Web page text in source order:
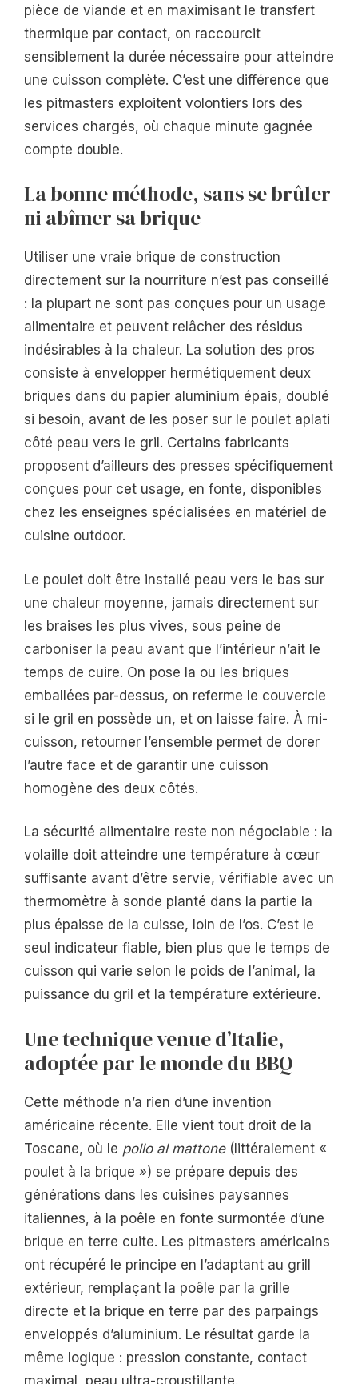
pièce de viande et en maximisant le transfert
thermique par contact, on raccourcit
sensiblement la durée nécessaire pour atteindre
une cuisson complète. C’est une différence que
les pitmasters exploitent volontiers lors des
services chargés, où chaque minute gagnée
compte double.
La bonne méthode, sans se brûler
ni abîmer sa brique
Utiliser une vraie brique de construction
directement sur la nourriture n’est pas conseillé
: la plupart ne sont pas conçues pour un usage
alimentaire et peuvent relâcher des résidus
indésirables à la chaleur. La solution des pros
consiste à envelopper hermétiquement deux
briques dans du papier aluminium épais, doublé
si besoin, avant de les poser sur le poulet aplati
côté peau vers le gril. Certains fabricants
proposent d’ailleurs des presses spécifiquement
conçues pour cet usage, en fonte, disponibles
chez les enseignes spécialisées en matériel de
cuisine outdoor.
Le poulet doit être installé peau vers le bas sur
une chaleur moyenne, jamais directement sur
les braises les plus vives, sous peine de
carboniser la peau avant que l’intérieur n’ait le
temps de cuire. On pose la ou les briques
emballées par-dessus, on referme le couvercle
si le gril en possède un, et on laisse faire. À mi-
cuisson, retourner l’ensemble permet de dorer
l’autre face et de garantir une cuisson
homogène des deux côtés.
La sécurité alimentaire reste non négociable : la
volaille doit atteindre une température à cœur
suffisante avant d’être servie, vérifiable avec un
thermomètre à sonde planté dans la partie la
plus épaisse de la cuisse, loin de l’os. C’est le
seul indicateur fiable, bien plus que le temps de
cuisson qui varie selon le poids de l’animal, la
puissance du gril et la température extérieure.
Une technique venue d’Italie,
adoptée par le monde du BBQ
Cette méthode n’a rien d’une invention
américaine récente. Elle vient tout droit de la
Toscane, où le pollo al mattone(littéralement «
poulet à la brique ») se prépare depuis des
générations dans les cuisines paysannes
italiennes, à la poêle en fonte surmontée d’une
brique en terre cuite. Les pitmasters américains
ont récupéré le principe en l’adaptant au grill
extérieur, remplaçant la poêle par la grille
directe et la brique en terre par des parpaings
enveloppés d’aluminium. Le résultat garde la
même logique : pression constante, contact
maximal, peau ultra-croustillante.